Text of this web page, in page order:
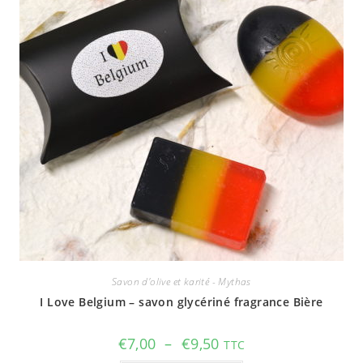
Savon d'olive et karité - Mythas
I Love Belgium – savon glycériné fragrance Bière
€7,00 – €9,50Plage
de
TTC